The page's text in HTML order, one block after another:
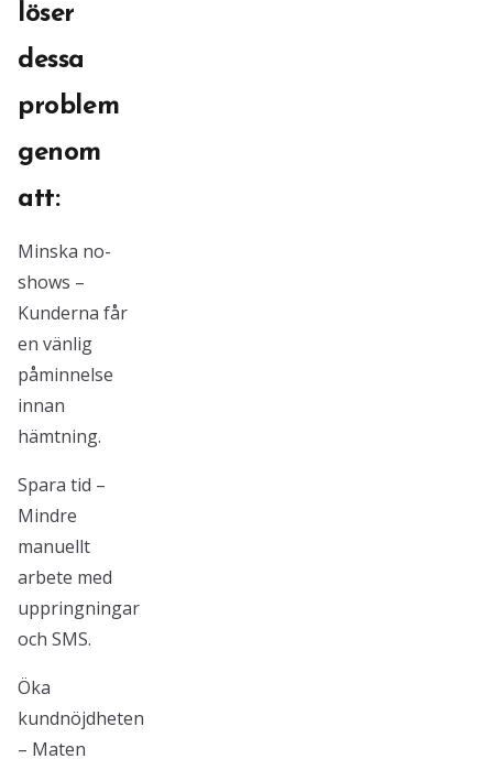
löser
dessa
problem
genom
att:
Minska no-
shows –
Kunderna får
en vänlig
påminnelse
innan
hämtning.
Spara tid –
Mindre
manuellt
arbete med
uppringningar
och SMS.
Öka
kundnöjdheten
– Maten